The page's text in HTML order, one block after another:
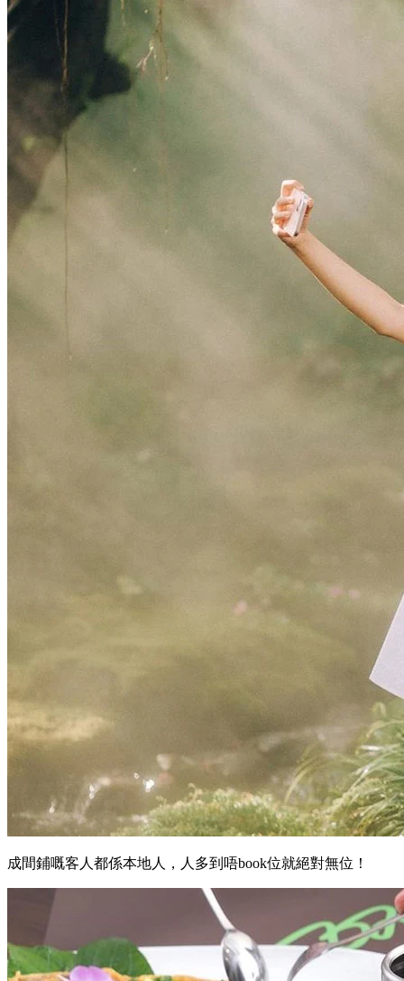
成間鋪嘅客人都係本地人，人多到唔book位就絕對無位！